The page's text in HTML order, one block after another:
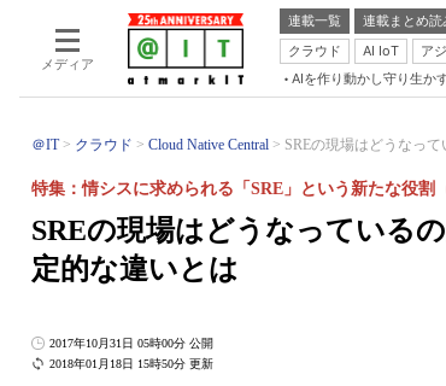
メディア
連載一覧 連載まとめ
クラウド
AI IoT ア
AIを作り動かし守り生か
＠IT クラウド Cloud Native Central SREの現場はどうなっ
SREの現場はどうなっている
定的な違いとは
特集：情シスに求められる「SRE」という新たな役割（
2018年01月18日 15時50分 更新
2017年10月31日 05時00分 公開